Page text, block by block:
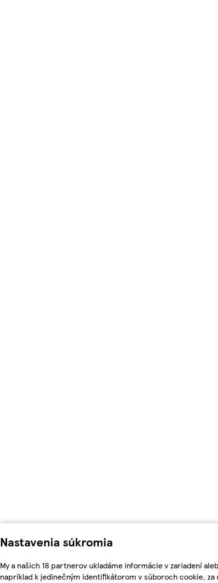
Nastavenia súkromia
My a našich 18 partnerov ukladáme informácie v zariadení
napríklad k jedinečným identifikátorom v súboroch cookie,